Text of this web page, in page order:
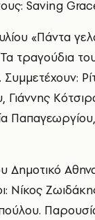
Saving
«Πάντα
τραγούδια
Γιάννης
Δημοτικό
Νίκος